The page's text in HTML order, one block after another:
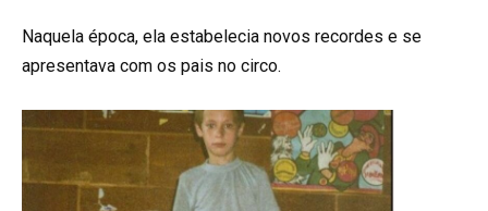
Naquela época, ela estabelecia novos recordes e se
apresentava com os pais no circo.